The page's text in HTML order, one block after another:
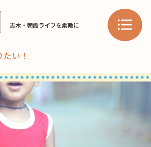
志木・朝霞ライフを素敵に
て
暮らし
すめ
ット
い！